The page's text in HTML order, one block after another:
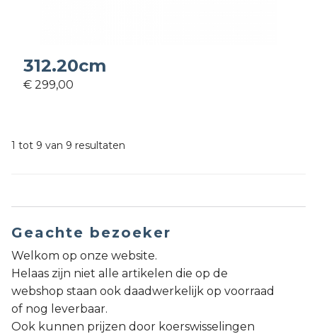
312.20cm
€ 299,00
1 tot 9 van 9 resultaten
Geachte bezoeker
Welkom op onze website.
Helaas zijn niet alle artikelen die op de
webshop staan ook daadwerkelijk op voorraad
of nog leverbaar.
Ook kunnen prijzen door koerswisselingen